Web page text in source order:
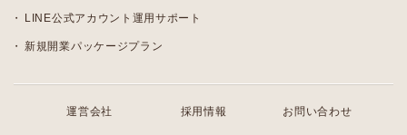
LINE公式アカウント運用サポート
新規開業パッケージプラン
運営会社 採用情報 お問い合わせ